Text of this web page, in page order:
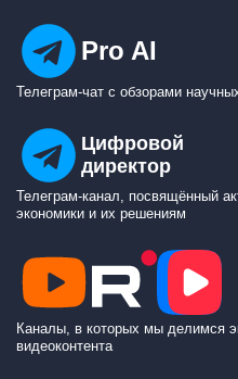
Pro AI
Телеграм-чат с обзорами
Цифровой
директор
Телеграм-канал, посвящённый
экономики и их решениям
Каналы, в которых мы делимся
видеоконтента